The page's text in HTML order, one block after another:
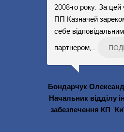
2008-го року. За
ПП Казначей
себе
партнером,
Бондарчук
Начальник відділу
забезпечення КП